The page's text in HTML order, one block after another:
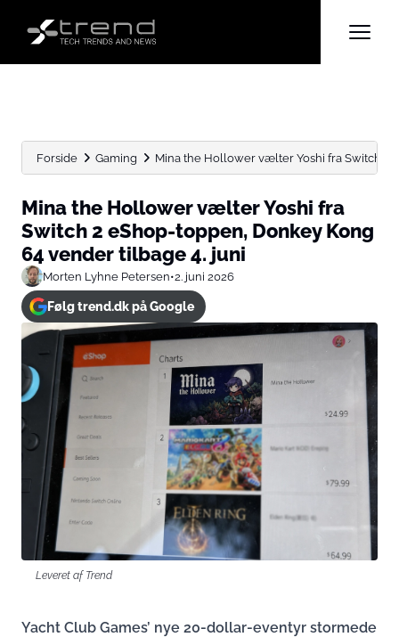
Forside Gaming Mina the Hollower vælter Yoshi fra Switch 2
Mina the Hollower vælter Yoshi fra
Switch 2 eShop-toppen, Donkey Kong
64 vender tilbage 4. juni
Morten Lyhne Petersen•2. juni 2026
Følg trend.dk på Google
Leveret af Trend
Yacht Club Games’ nye 20-dollar-eventyr stormede